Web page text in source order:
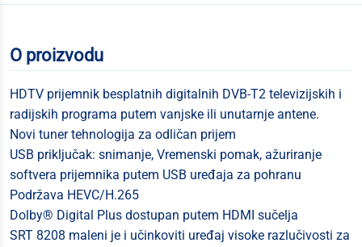
O proizvodu
HDTV prijemnik besplatnih digitalnih DVB-T2 televizijskih i
radijskih programa putem vanjske ili unutarnje antene.
Novi tuner tehnologija za odličan prijem
USB priključak: snimanje, Vremenski pomak, ažuriranje
softvera prijemnika putem USB uređaja za pohranu
Podržava HEVC/H.265
Dolby® Digital Plus dostupan putem HDMI sučelja
SRT 8208 maleni je i učinkoviti uređaj visoke razlučivosti za